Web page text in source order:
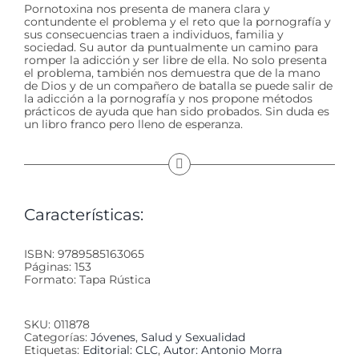
Pornotoxina nos presenta de manera clara y
contundente el problema y el reto que la pornografía y
sus consecuencias traen a individuos, familia y
sociedad. Su autor da puntualmente un camino para
romper la adicción y ser libre de ella. No solo presenta
el problema, también nos demuestra que de la mano
de Dios y de un compañero de batalla se puede salir de
la adicción a la pornografía y nos propone métodos
prácticos de ayuda que han sido probados. Sin duda es
un libro franco pero lleno de esperanza.
Características:
ISBN: 9789585163065
Páginas: 153
Formato: Tapa Rústica
SKU: 011878
Categorías: Jóvenes, Salud y Sexualidad
Etiquetas: Editorial: CLC, Autor: Antonio Morra